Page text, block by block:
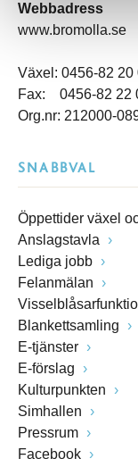
Webbadress
www.bromolla.se
Växel: 0456-82 20
Fax: 0456-82 22
Org.nr: 212000-
SNABBVAL
Öppettider växel
Anslagstavla
Lediga jobb
Felanmälan
Blankettsamling
E-tjänster
E-förslag
Kulturpunkten
Simhallen
Pressrum
Facebook